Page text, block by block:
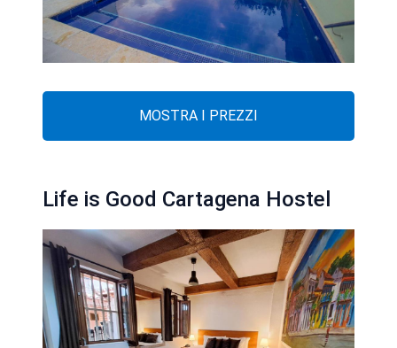
MOSTRA I PREZZI
Life is Good Cartagena Hostel